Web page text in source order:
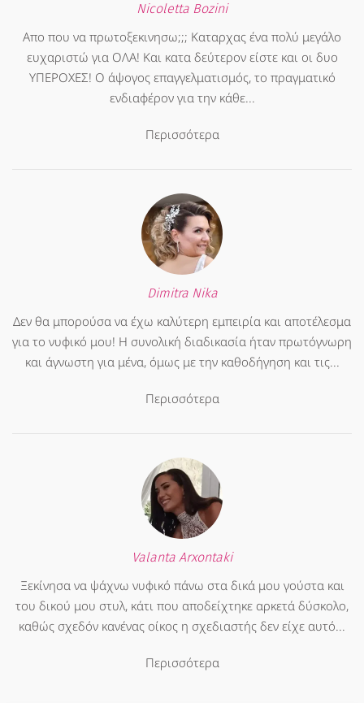
Nicoletta Bozini
Απο που να πρωτοξεκινησω;;; Καταρχας ένα πολύ μεγάλο
ευχαριστώ για ΟΛΑ! Και κατα δεύτερον είστε και οι δυο
ΥΠΕΡΟΧΕΣ! Ο άψογος επαγγελματισμός, το πραγματικό
ενδιαφέρον για την κάθε...
Περισσότερα
Dimitra Nika
Δεν θα μπορούσα να έχω καλύτερη εμπειρία και αποτέλεσμα
για το νυφικό μου! Η συνολική διαδικασία ήταν πρωτόγνωρη
και άγνωστη για μένα, όμως με την καθοδήγηση και τις...
Περισσότερα
Valanta Arxontaki
Ξεκίνησα να ψάχνω νυφικό πάνω στα δικά μου γούστα και
του δικού μου στυλ, κάτι που αποδείχτηκε αρκετά δύσκολο,
καθώς σχεδόν κανένας οίκος η σχεδιαστής δεν είχε αυτό...
Περισσότερα